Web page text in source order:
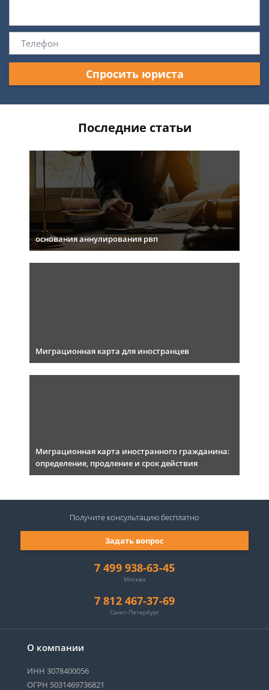
Спросить юриста
Последние статьи
основания аннулирования рвп
Миграционная карта для иностранцев
Миграционная карта иностранного гражданина:
определение, продление и срок действия
О компании
ИНН 3078400056
ОГРН 5031469736821
7 499 938-63-45
Москва
7 812 467-37-69
Санкт-Петербург
Задать вопрос
Получите консультациюбесплатно